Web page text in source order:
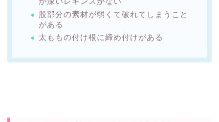
股部分の素材が弱くて破れてしまうこと
がある
太ももの付け根に締め付けがある